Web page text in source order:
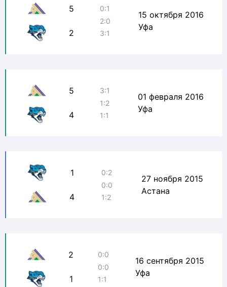
5
2
0:1
2:0
3:1
15 октября 2016
Уфа
5
4
3:1
1:2
1:1
01 февраля 2016
Уфа
1
4
0:2
0:0
1:2
27 ноября 2015
Астана
2
1
0:0
0:0
1:1
16 сентября 2015
Уфа